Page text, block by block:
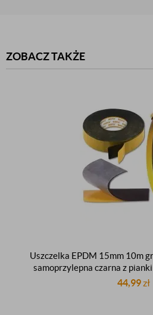
ZOBACZ TAKŻE
Uszczelka EPDM 15mm 10m
samoprzylepna czarna z
44,99zł